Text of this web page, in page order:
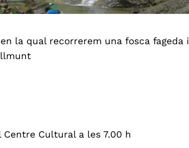
la qual recorrerem una fosca fageda i
Cultural a les 7.00 h